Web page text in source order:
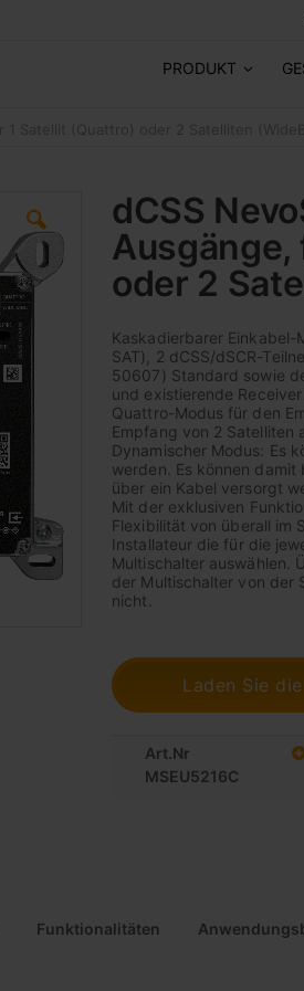
PRODUKT
dCSS
Ausgänge,
oder 2
Kaskadierbarer Einkabel-
SAT), 2 dCSS/dSCR-
50607) Standard sowie
und existierende
Quattro-Modus für den
Empfang von 2 Satelliten
Dynamischer Modus: Es
werden. Es können damit
über ein Kabel versorgt
Mit der exklusiven
Flexibilität von überall im
Installateur die für die
Multischalter auswählen.
der Multischalter von der
nicht.
Laden Sie
Art.Nr
MSEU5216C
Funktionalitäten